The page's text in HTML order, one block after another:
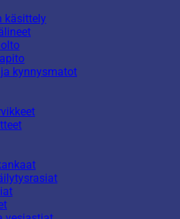
käsittely
ja kynnysmatot